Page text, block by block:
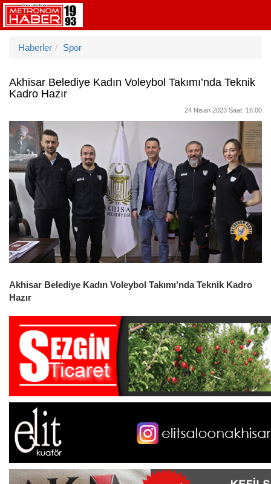
Haberler Spor
Akhisar Belediye Kadın Voleybol Takımı’nda Teknik
Kadro Hazır
24 Nisan 2023 Saat: 16:00
Akhisar Belediye Kadın Voleybol Takımı’nda Teknik Kadro
Hazır